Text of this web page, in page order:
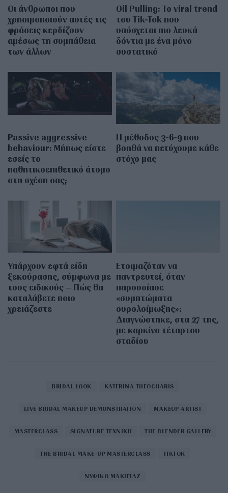
Οι άνθρωποι που
χρησιμοποιούν αυτές τις
φράσεις κερδίζουν
αμέσως τη συμπάθεια
των άλλων
Oil Pulling: To viral trend
του Tik-Tok που
υπόσχεται πιο λευκά
δόντια με ένα μόνο
συστατικό
Passive aggressive
behaviour: Μήπως είστε
εσείς το
παθητικοεπιθετικό άτομο
στη σχέση σας;
Η μέθοδος 3-6-9 που
βοηθά να πετύχουμε κάθε
στόχο μας
Υπάρχουν εφτά είδη
ξεκούρασης, σύμφωνα με
τους ειδικούς – Πώς θα
καταλάβετε ποιο
χρειάζεστε
Ετοιμαζόταν να
παντρευτεί, όταν
παρουσίασε
«συμπτώματα
ουρολοίμωξης»:
Διαγνώστηκε, στα 27 της,
με καρκίνο τέταρτου
σταδίου
BRIDAL LOOK KATERINA THEOCHARIS
LIVE BRIDAL MAKEUP DEMONSTRATION MAKEUP ARTIST
MASTERCLASS SIGNATURE ΤΕΧΝΙΚΗ THE BLENDER GALLERY
THE BRIDAL MAKE-UP MASTERCLASS TIKTOK
ΝΥΦΙΚΟ ΜΑΚΙΓΙΑΖ